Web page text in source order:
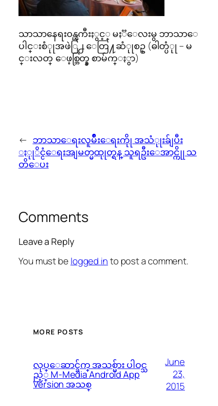
သာသာနေရး၀န္ၾကီးႏွင့္ မႏၱေလးမွ ဘာသာေ
ပါင္းစံုုအဖဲြ႕ ေတြ႔ဆံုုစဥ္ (ဓါတ္ပံုု – မ
င္းလတ္ ေဖ့စ္ဘြတ္ခ္ စာမ်က္ႏွာ)
← ဘာသာေရးလူမ်ိဳးေရးကိုု အသံုုးခ်ျပီး
ႏုုိင္ငံေရးအျမတ္မထုုတ္ရန္ သူရဦးေအာင္ကိုု သ
တိေပး
Comments
Leave a Reply
You must be logged into post a comment.
MORE POSTS
လုပ္ေဆာင္ခ်က္ အသစ္မ်ား ပါဝင္သ
ည့္ M-Media Android App
Version အသစ္
June
23,
2015